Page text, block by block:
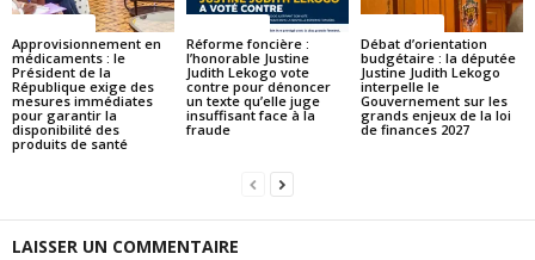
Approvisionnement en
médicaments : le
Président de la
République exige des
mesures immédiates
pour garantir la
disponibilité des
produits de santé
Réforme foncière :
l’honorable Justine
Judith Lekogo vote
contre pour dénoncer
un texte qu’elle juge
insuffisant face à la
fraude
Débat d’orientation
budgétaire : la députée
Justine Judith Lekogo
interpelle le
Gouvernement sur les
grands enjeux de la loi
de finances 2027
LAISSER UN COMMENTAIRE